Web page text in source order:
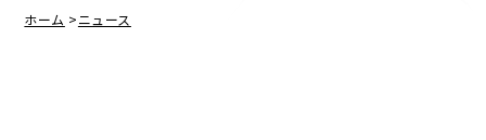
ホーム ニュース